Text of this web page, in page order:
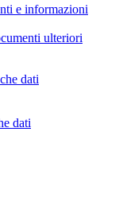
e informazioni
ulteriori
dati
dati